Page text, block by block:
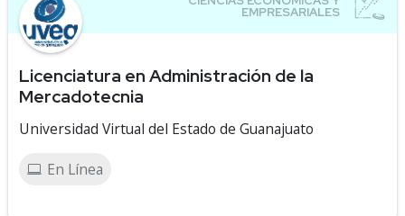
Licenciatura en Administración de la
Mercadotecnia
Universidad Virtual del Estado de Guanajuato
En Línea